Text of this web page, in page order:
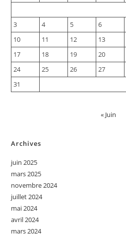
3
4 5 6
10
11 12 13
17
18 19 20
24
25 26 27
31
« Juin
Archives
juin 2025
mars 2025
novembre 2024
juillet 2024
mai 2024
avril 2024
mars 2024